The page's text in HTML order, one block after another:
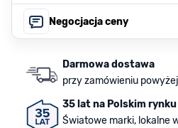
Negocjacja ceny
Darmowa dostawa
przy zamówieniu
35 lat na Polskim rynku
Światowe marki, lokalne